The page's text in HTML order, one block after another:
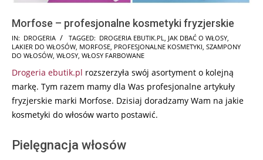
Morfose – profesjonalne kosmetyki fryzjerskie
2025-
08-
IN: DROGERIA TAGGED: DROGERIA EBUTIK.PL, JAK DBAĆ O WŁOSY,
LAKIER DO WŁOSÓW, MORFOSE, PROFESJONALNE KOSMETYKI, SZAMPONY
DO WŁOSÓW, WŁOSY, WŁOSY FARBOWANE
Drogeria ebutik.pl rozszerzyła swój asortyment o kolejną
markę. Tym razem mamy dla Was profesjonalne artykuły
fryzjerskie marki Morfose. Dzisiaj doradzamy Wam na jakie
kosmetyki do włosów warto postawić.
Pielęgnacja włosów